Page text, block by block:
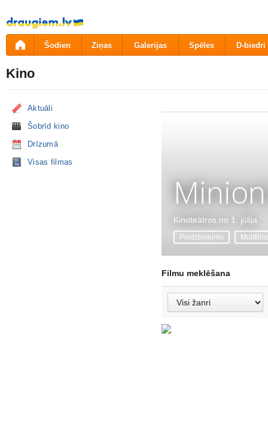
Pāriet
uz
saturu
Šodien Ziņas Galerijas Spēles D-biedri
Kino
Aktuāli
Šobrīd kino
Drīzumā
Visas filmas
Kinoteātros no 1. jūlija
Piedzīvojumu
Filmu meklēšana